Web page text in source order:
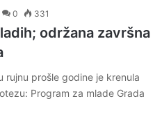
0 331
održana završna
prošle godine je krenula
Program za mlade Grada